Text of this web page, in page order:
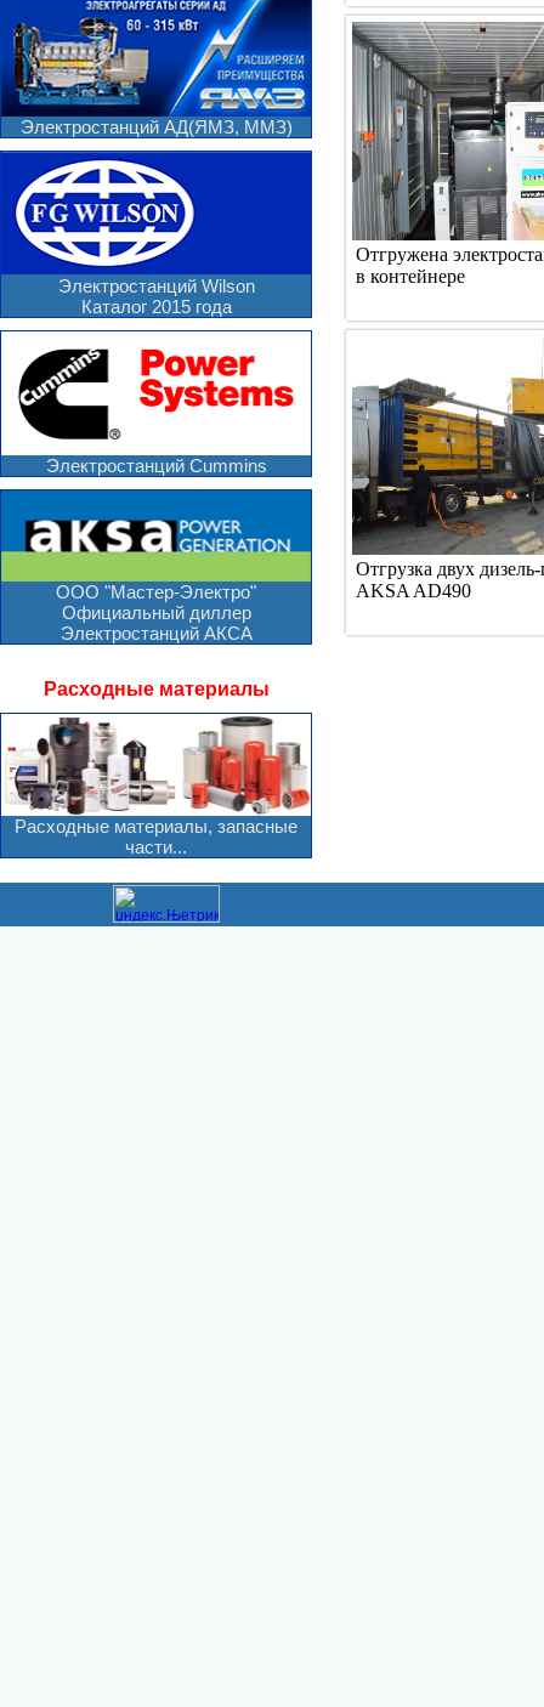
Электростанций АД(ЯМЗ, ММЗ)
Электростанций Wilson
Каталог 2015 года
Электростанций Cummins
ООО "Мастер-Электро"
Официальный диллер
Электростанций АКСА
Расходные материалы
Расходные материалы, запасные
части...
Отгружена
в контейнере
Отгрузка двух
AKSA AD490